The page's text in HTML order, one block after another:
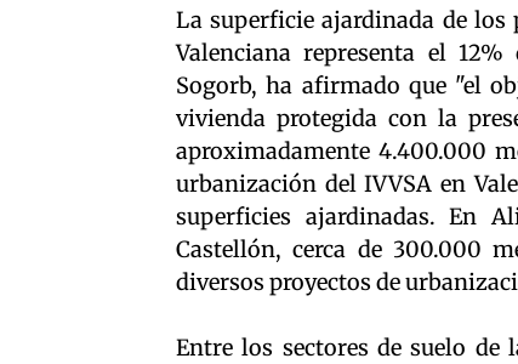
La superficie ajardinada de los
Valenciana representa el
Sogorb, ha afirmado que "el
vivienda protegida con la
aproximadamente 4.400.000
urbanización del IVVSA en
superficies ajardinadas. En
Castellón, cerca de 300.000
diversos proyectos de
Entre los sectores de suelo